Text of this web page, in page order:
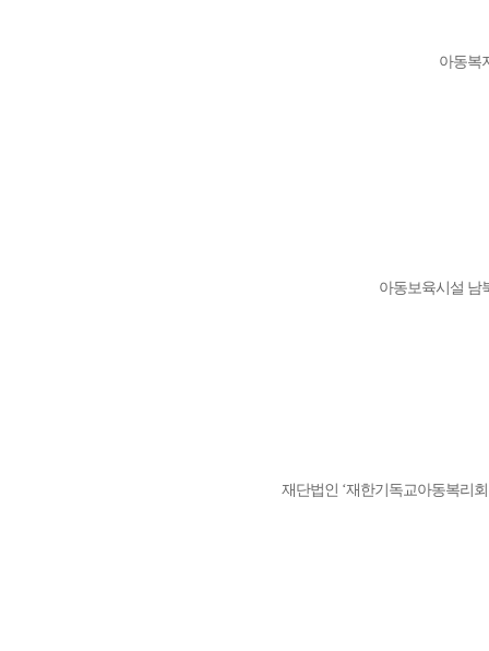
아동복
아동보육시설 남
재단법인 ‘재한기독교아동복리